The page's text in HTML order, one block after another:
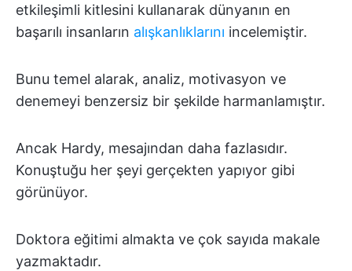
etkileşimli kitlesini kullanarak dünyanın en
başarılı insanların alışkanlıklarını incelemiştir.
Bunu temel alarak, analiz, motivasyon ve
denemeyi benzersiz bir şekilde harmanlamıştır.
Ancak Hardy, mesajından daha fazlasıdır.
Konuştuğu her şeyi gerçekten yapıyor gibi
görünüyor.
Doktora eğitimi almakta ve çok sayıda makale
yazmaktadır.